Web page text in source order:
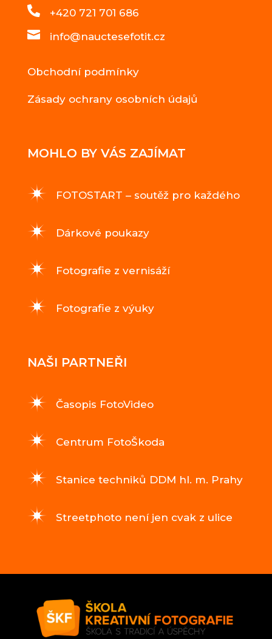
 +420 721 701 686
 info@nauctesefotit.cz
Obchodní podmínky
Zásady ochrany osobních údajů
MOHLO BY VÁS ZAJÍMAT
FOTOSTART – soutěž pro každého
Dárkové poukazy
Fotografie z vernisáží
Fotografie z výuky
NAŠI PARTNEŘI
Časopis FotoVideo
Centrum FotoŠkoda
Stanice techniků DDM hl. m. Prahy
Streetphoto není jen cvak z ulice